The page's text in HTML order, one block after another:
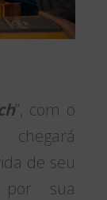
”, com o
de seu
por sua